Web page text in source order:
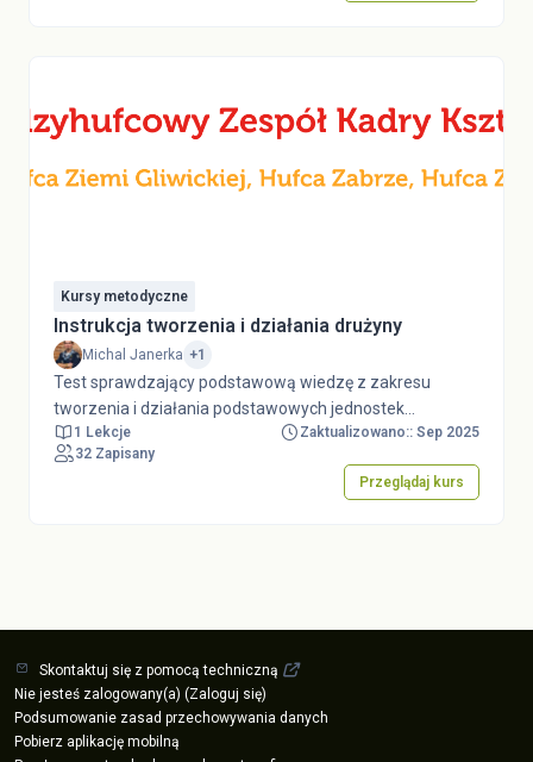
wierszami".
Kursy metodyczne
Instrukcja tworzenia i działania drużyny
Michal Janerka +1
Test sprawdzający podstawową wiedzę z zakresu
tworzenia i działania podstawowych jednostek
organizacyjnych ZHP ze szczególnym uwzględnieniem
drużyn harcerskich i starszoharcerskich. Przed
podejściem do testu należy zapoznać się z dokumentem
1 Lekcje
Zaktualizowano:: Sep 2025
32 Zapisany
Przeglądaj kurs
Skontaktuj się z pomocą techniczną
Nie jesteś zalogowany(a) (Zaloguj się)
Podsumowanie zasad przechowywania danych
Pobierz aplikację mobilną